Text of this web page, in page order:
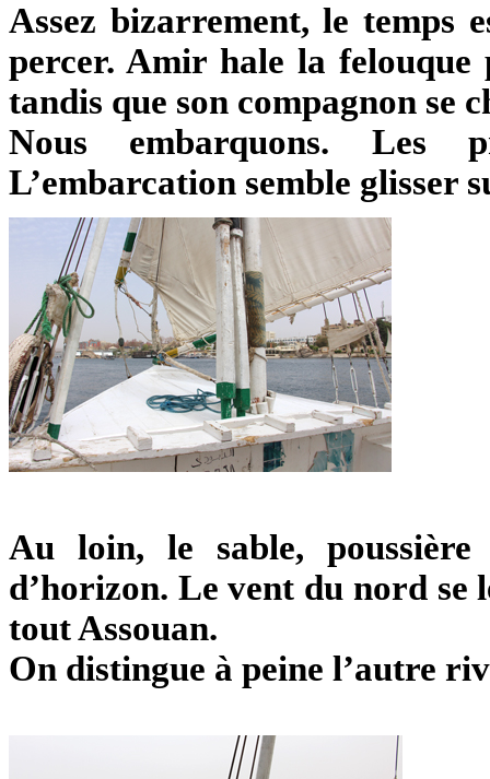
Assez bizarrement, le
percer. Amir hale la felouque
tandis que son compagnon se
Nous embarquons. Les
L’embarcation semble glisser
Au loin, le sable,
d’horizon. Le vent du nord se
tout Assouan.
On distingue à peine l’autre